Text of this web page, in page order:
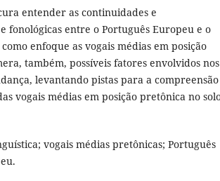
entender as continuidades e
fonológicas entre o Português Europeu e o
enfoque as vogais médias em posição
também, possíveis fatores envolvidos nos
levantando pistas para a compreensão
vogais médias em posição pretônica no
vogais médias pretônicas; Português